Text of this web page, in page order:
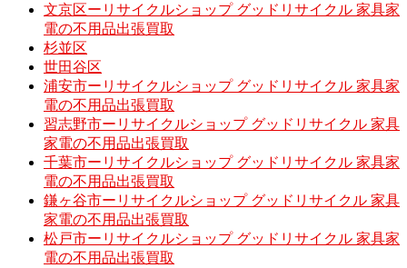
文京区ーリサイクルショップ グッドリサイクル 家具家
電の不用品出張買取
杉並区
世田谷区
浦安市ーリサイクルショップ グッドリサイクル 家具家
電の不用品出張買取
習志野市ーリサイクルショップ グッドリサイクル 家具
家電の不用品出張買取
千葉市ーリサイクルショップ グッドリサイクル 家具家
電の不用品出張買取
鎌ヶ谷市ーリサイクルショップ グッドリサイクル 家具
家電の不用品出張買取
松戸市ーリサイクルショップ グッドリサイクル 家具家
電の不用品出張買取